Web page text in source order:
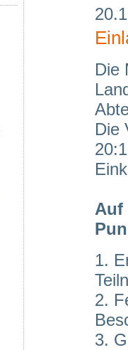
Die
Die
Auf
1.
2.
3.